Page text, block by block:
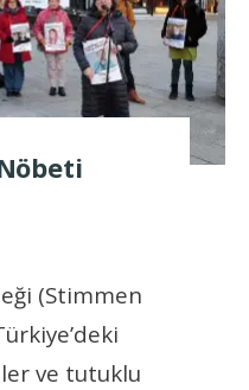
(Stimmen
ve tutuklu